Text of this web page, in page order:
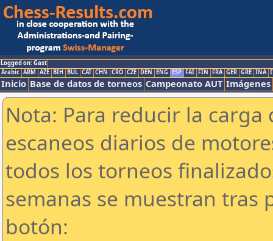
Logged on: Gast
Arabic ARM AZE BIH BUL CAT CHN CRO CZE DEN ENG ESP FAI FIN FRA GER GRE INA
Inicio Base de datos de torneos Campeonato AUT Imágenes
Nota: Para reducir la
escaneos diarios de
todos los torneos
semanas se muestran tras
botón: